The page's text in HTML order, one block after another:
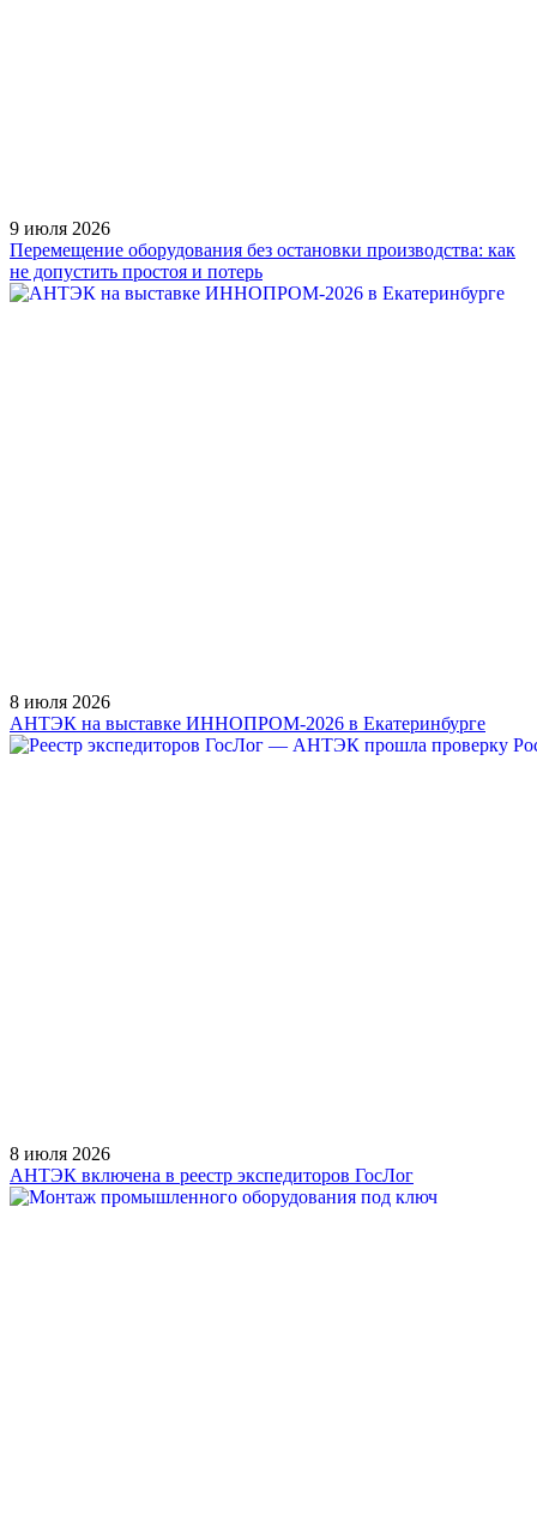
9 июля 2026
Перемещение оборудования без остановки производства: как
не допустить простоя и потерь
8 июля 2026
АНТЭК на выставке ИННОПРОМ-2026 в Екатеринбурге
8 июля 2026
АНТЭК включена в реестр экспедиторов ГосЛог